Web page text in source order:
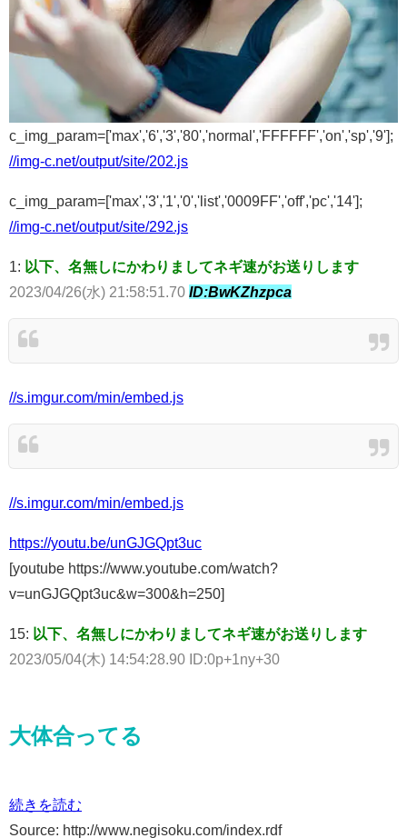
c_img_param=['max','6','3','80','normal','FFFFFF','on','sp','9'];
//img-c.net/output/site/202.js
c_img_param=['max','3','1','0','list','0009FF','off','pc','14'];
//img-c.net/output/site/292.js
1: 以下、名無しにかわりましてネギ速がお送りします
2023/04/26(水) 21:58:51.70 ID:BwKZhzpca
//s.imgur.com/min/embed.js
//s.imgur.com/min/embed.js
https://youtu.be/unGJGQpt3uc
[youtube https://www.youtube.com/watch?
v=unGJGQpt3uc&w=300&h=250]
15: 以下、名無しにかわりましてネギ速がお送りします
2023/05/04(木) 14:54:28.90 ID:0p+1ny+30
大体合ってる
続きを読む
Source: http://www.negisoku.com/index.rdf